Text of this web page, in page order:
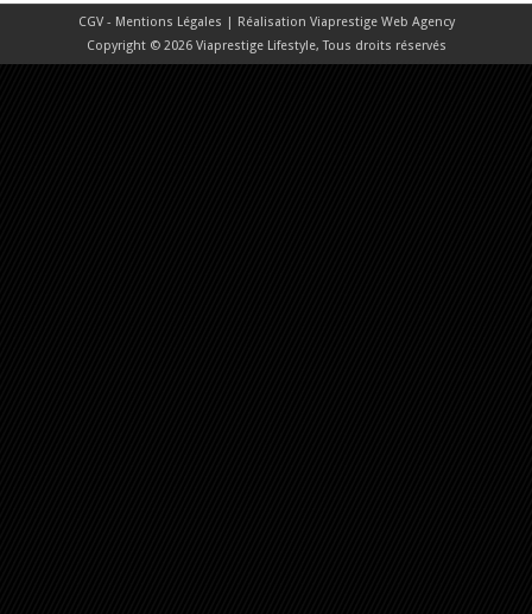
CGV - Mentions Légales | Réalisation Viaprestige Web Agency
Copyright © 2026 Viaprestige Lifestyle, Tous droits réservés